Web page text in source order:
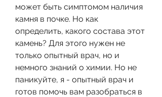
может быть симптомом наличия
камня в почке. Но как
определить, какого состава этот
камень? Для этого нужен не
только опытный врач, но и
немного знаний о химии. Но не
паникуйте, я - опытный врач и
готов помочь вам разобраться в